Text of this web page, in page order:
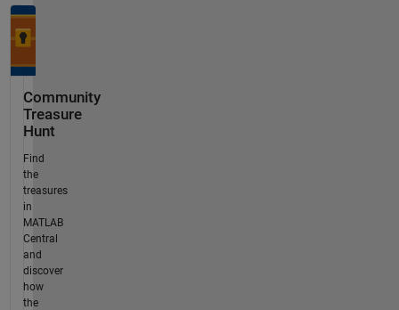
Community
Treasure
Hunt
Find
the
treasures
in
MATLAB
Central
and
discover
how
the